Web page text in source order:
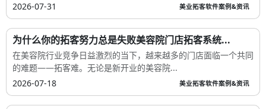
2026-07-31
美业拓客软件案例&资讯
为什么你的拓客努力总是失败美容院门店拓客系统...
在美容院行业竞争日益激烈的当下，越来越多的门店面临一个共同
的难题——拓客难。无论是新开业的美容院...
2026-07-18
美业拓客软件案例&资讯